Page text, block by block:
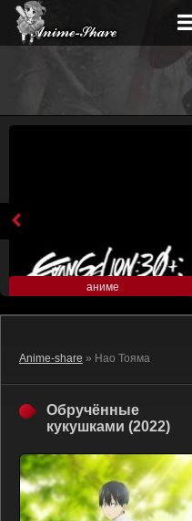
аниме
Anime-share » Нао Тояма
Обручённые
кукушками (2022)